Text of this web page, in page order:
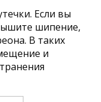
Если вы
шипение,
В таких
и